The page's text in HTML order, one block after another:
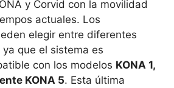
y Corvid con la movilidad
actuales. Los
elegir entre diferentes
que el sistema es
con los modelos KONA 1,
KONA 5. Esta última